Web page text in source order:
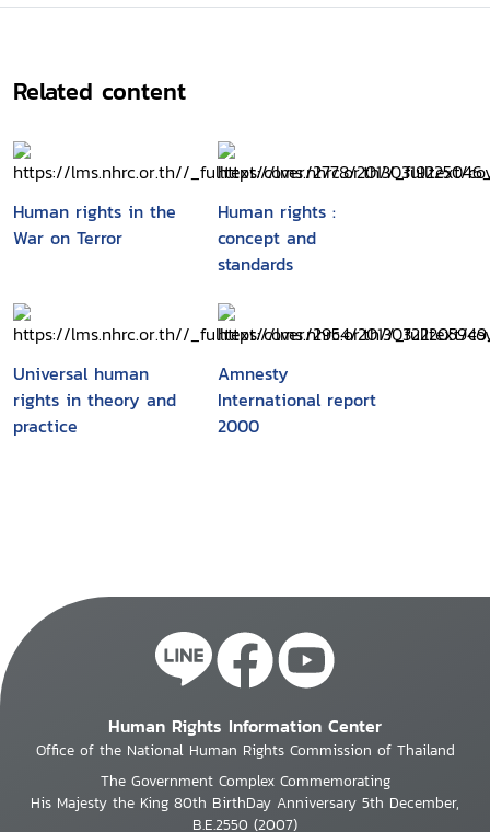
Related content
Human rights in the
War on Terror
Human rights :
concept and
standards
Universal human
rights in theory and
practice
Amnesty
International report
2000
Human Rights Information Center
Office of the National Human Rights Commission of Thailand
The Government Complex Commemorating
His Majesty the King 80th BirthDay Anniversary 5th December,
B.E.2550 (2007)